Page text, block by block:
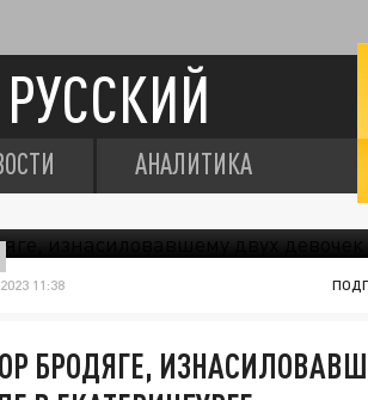
АНАЛИТИКА
11:38
БРОДЯГЕ,